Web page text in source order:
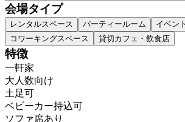
会場タイプ
レンタルスペース パーティールーム
イベン
コワーキングスペース
貸切カフェ・飲食店
特徴
一軒家
大人数向け
土足可
ベビーカー持込可
ソファ席あり